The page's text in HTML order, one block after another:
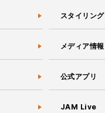
スタイリング
メディア情報
公式アプリ
JAM Live